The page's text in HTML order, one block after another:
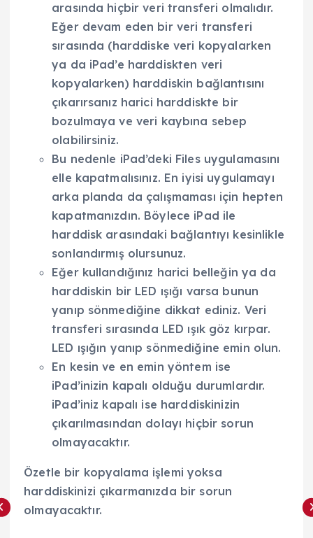
arasında hiçbir veri transferi olmalıdır.
Eğer devam eden bir veri transferi
sırasında (harddiske veri kopyalarken
ya da iPad’e harddiskten veri
kopyalarken) harddiskin bağlantısını
çıkarırsanız harici harddiskte bir
bozulmaya ve veri kaybına sebep
olabilirsiniz.
Bu nedenle iPad’deki Files uygulamasını
elle kapatmalısınız. En iyisi uygulamayı
arka planda da çalışmaması için hepten
kapatmanızdın. Böylece iPad ile
harddisk arasındaki bağlantıyı kesinlikle
sonlandırmış olursunuz.
Eğer kullandığınız harici belleğin ya da
harddiskin bir LED ışığı varsa bunun
yanıp sönmediğine dikkat ediniz. Veri
transferi sırasında LED ışık göz kırpar.
LED ışığın yanıp sönmediğine emin olun.
En kesin ve en emin yöntem ise
iPad’inizin kapalı olduğu durumlardır.
iPad’iniz kapalı ise harddiskinizin
çıkarılmasından dolayı hiçbir sorun
olmayacaktır.
Özetle bir kopyalama işlemi yoksa
harddiskinizi çıkarmanızda bir sorun
olmayacaktır.